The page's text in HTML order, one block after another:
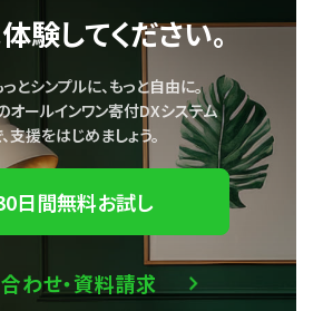
験してください。
とシンプルに、もっと自由に。
オールインワン寄付DXシステム
支援をはじめましょう。
日間無料お試し
わせ・資料請求